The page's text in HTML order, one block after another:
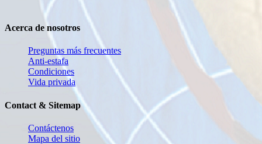
Acerca de nosotros
Preguntas más frecuentes
Anti-estafa
Condiciones
Vida privada
Contact & Sitemap
Contáctenos
Mapa del sitio